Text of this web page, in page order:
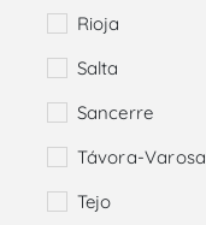
Rioja
Salta
Sancerre
Távora-Varosa
Tejo